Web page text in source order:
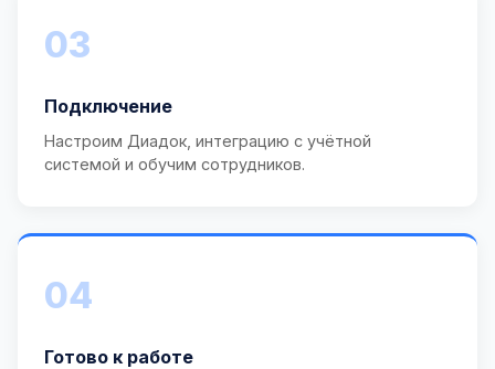
03
Подключение
Настроим Диадок, интеграцию с учётной
системой и обучим сотрудников.
04
Готово к работе